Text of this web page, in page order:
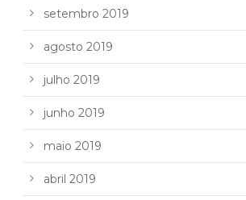
setembro 2019
agosto 2019
julho 2019
junho 2019
maio 2019
abril 2019